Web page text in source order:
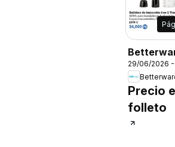
Catálogo
Premios
29/06/2026 -
Precio
folleto